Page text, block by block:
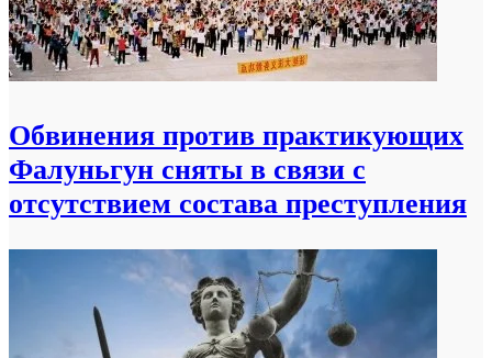
Обвинения против практикующих
Фалуньгун сняты в связи с
отсутствием состава преступления